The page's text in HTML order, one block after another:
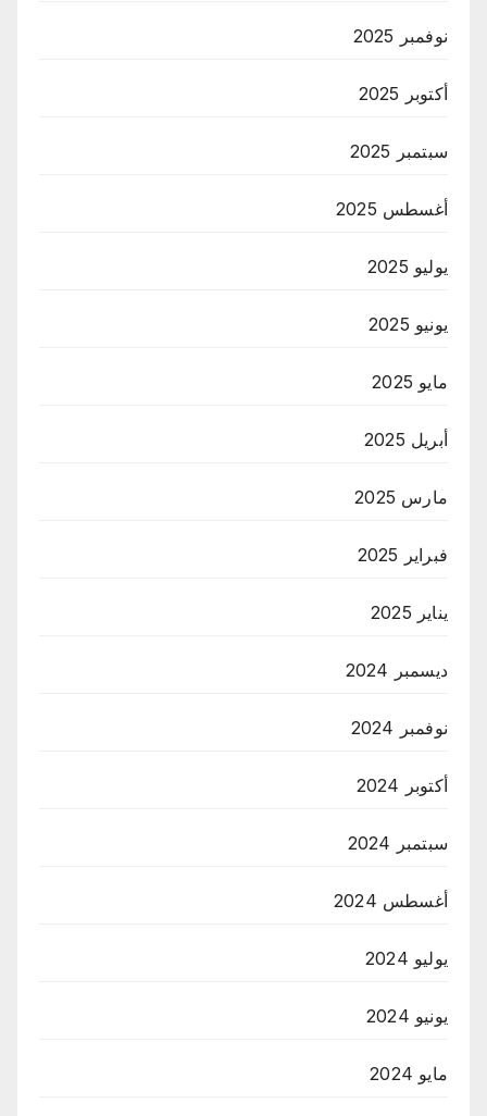
نوفمبر 2025
أكتوبر 2025
سبتمبر 2025
أغسطس 2025
يوليو 2025
يونيو 2025
مايو 2025
أبريل 2025
مارس 2025
فبراير 2025
يناير 2025
ديسمبر 2024
نوفمبر 2024
أكتوبر 2024
سبتمبر 2024
أغسطس 2024
يوليو 2024
يونيو 2024
مايو 2024